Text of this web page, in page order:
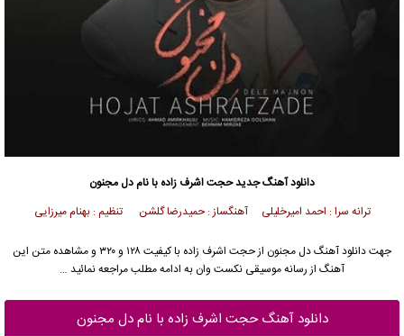
دانلود آهنگجدید حجت اشرف زاده با نام دل مجنون
ترانه سرا : احمد امیرخلیلی آهنگساز : حمیدرضا گلشن تنظیم : بهنام میرزایی
جهت دانلود آهنگ دل مجنون از حجت اشرف زاده با کیفیت ۱۲۸ و ۳۲۰ و مشاهده متن این
آهنگ از رسانه موسیقی نکست وان به ادامه مطلب مراجعه نمائید …
دانلود آهنگ حجت اشرف زاده با نام دل مجنون